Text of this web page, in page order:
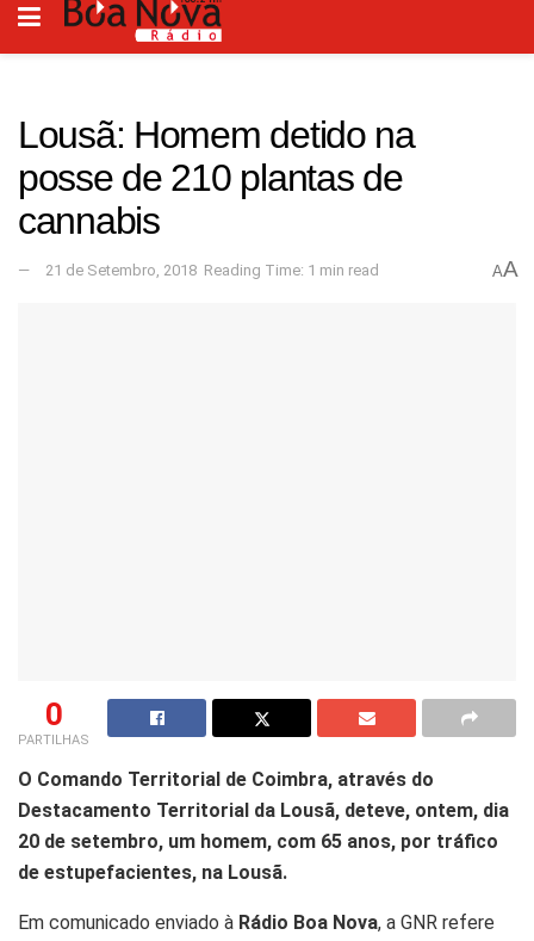
Lousã: Homem detido na
posse de 210 plantas de
cannabis
21 de Setembro, 2018 Reading Time: 1 min read AA
0
PARTILHAS
O Comando Territorial de Coimbra, através do
Destacamento Territorial da Lousã, deteve, ontem, dia
20 de setembro, um homem, com 65 anos, por tráfico
de estupefacientes, na Lousã.
Em comunicado enviado à Rádio Boa Nova, a GNR refere